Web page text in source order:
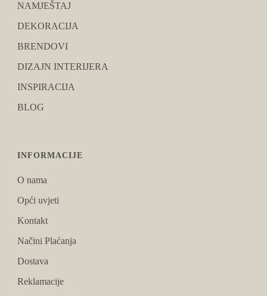
NAMJEŠTAJ
DEKORACIJA
BRENDOVI
DIZAJN INTERIJERA
INSPIRACIJA
BLOG
INFORMACIJE
O nama
Opći uvjeti
Kontakt
Načini Plaćanja
Dostava
Reklamacije